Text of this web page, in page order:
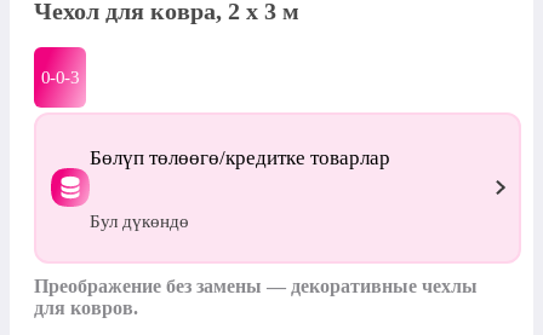
Чехол для ковра, 2 х 3 м
0-0-3
Бөлүп төлөөгө/кредитке товарлар
Бул дүкөндө
Преображение без замены — декоративные чехлы
для ковров.